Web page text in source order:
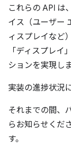
これらの API は
イス（ユーザー
ィスプレイなど
「ディスプレ
ションを実現しま
実装の進捗状況
それまでの間、
らお知らせくだ
す。